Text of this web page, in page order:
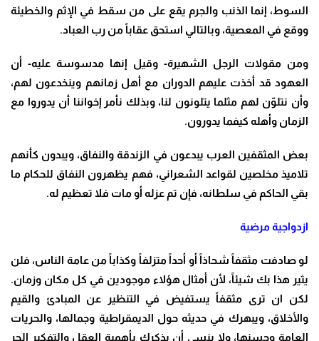
السوط، إنما الذنب والجرم يقع على من سقط في الإثم والخطيئة
ووقع في المعصية، وبالتالي استحق عقاباً من رب العباد.
ومن مقولات الرجل الشهيرة- وقيل إنها مدسوسة عليه- أن
العهود قد أخذت عليهم الدوران مع أهل زمانهم وينخدعون لهم،
وأن نتلوّن لهم مثلما يتلونون لنا، وبذلك نأمر إخواننا أن يدوروا مع
الزمان وأهله كيفما يدورون.
بعض المثقفين العرب يبدعون في الزندقة والنفاق، ويبدون كأنهم
تلاميذ مخلصين لقواعد الشعراني، فهم يظهرون النفاق للحكام ما
بقي الحاكم في سلطانه، فإن تم عزله أو مات فلا تعظيم له.
ازدواجية مرضية
لو صادفت مثقفاً شحاذاً أو أحداً متزلفاً وكذاباً من عامة الناس، فلن
يثير هذا بك شيئاً، لأن أمثال هؤلاء موجودين في كل مكان وزمان.
لكن ان ترى مثقفاً يستفيض في التنظير عن المبادئ والقيم
والأخلاق، ويبهرك في حديثه حول الديمقراطية وجمالها، والحريات
العامة وحسنها، ولا ينسى أن يذكرك بأهمية العقل والتفكير الحر